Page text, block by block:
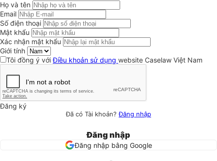
Họ và tên
Email
Số điện thoại
Mật khẩu
Xác nhận mật khẩu
Giới tính
Tôi đồng ý vớiĐiều khoản sử dụng website Caselaw Việt Nam
Đăng ký
Đã có Tài khoản?Đăng nhập
Đăng nhập
Đăng nhập bằng Google